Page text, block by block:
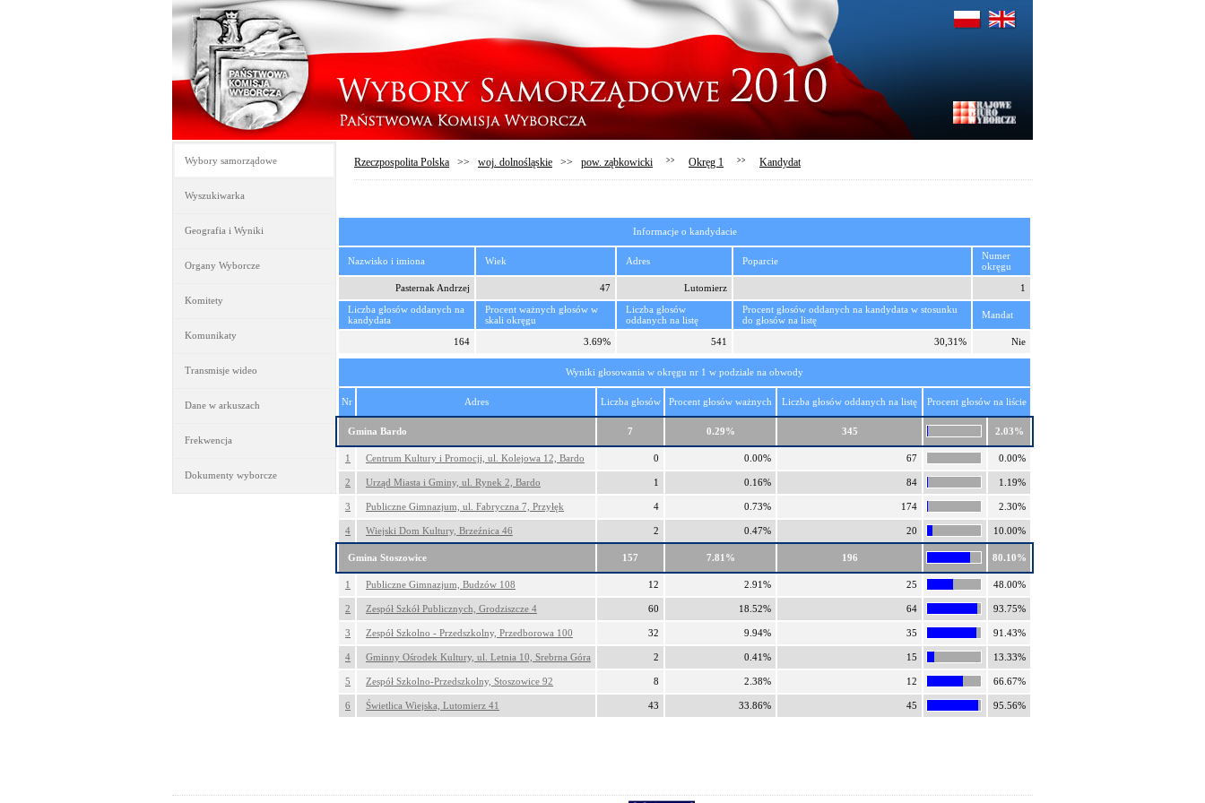
Wybory samorządowe
Wyszukiwarka
Geografia i Wyniki
Organy Wyborcze
Komitety
Komunikaty
Transmisje wideo
Dane w arkuszach
Frekwencja
Dokumenty wyborcze
Rzeczpospolita Polska >> woj. dolnośląskie >> pow. ząbkowicki >> Okręg 1 >> Kandydat
Informacje o kandydacie
Nazwisko i imiona Wiek Adres Poparcie
Numer
okręgu
Pasternak Andrzej
47 Lutomierz
1
Liczba głosów oddanych na
kandydata
Procent ważnych głosów w
skali okręgu
Liczba głosów
oddanych na listę
Procent głosów oddanych na kandydata w stosunku
do głosów na listę
Mandat
164 3.69% 541 30,31% Nie
Wyniki głosowania w okręgu nr 1 w podziale na obwody
Nr Adres Liczba głosów Procent głosów ważnych Liczba głosów oddanych na listę Procent głosów na liście
Gmina Bardo 7 0.29% 345 2.03%
1 Centrum Kultury i Promocji, ul. Kolejowa 12, Bardo 0 0.00% 67 0.00%
2 Urząd Miasta i Gminy, ul. Rynek 2, Bardo 1 0.16% 84 1.19%
3 Publiczne Gimnazjum, ul. Fabryczna 7, Przyłęk 4 0.73% 174 2.30%
4 Wiejski Dom Kultury, Brzeźnica 46 2 0.47% 20 10.00%
Gmina Stoszowice 157 7.81% 196 80.10%
1 Publiczne Gimnazjum, Budzów 108 12 2.91% 25 48.00%
2 Zespół Szkół Publicznych, Grodziszcze 4 60 18.52% 64 93.75%
3 Zespół Szkolno - Przedszkolny, Przedborowa 100 32 9.94% 35 91.43%
4 Gminny Ośrodek Kultury, ul. Letnia 10, Srebrna Góra 2 0.41% 15 13.33%
5 Zespół Szkolno-Przedszkolny, Stoszowice 92 8 2.38% 12 66.67%
6 Świetlica Wiejska, Lutomierz 41 43 33.86% 45 95.56%